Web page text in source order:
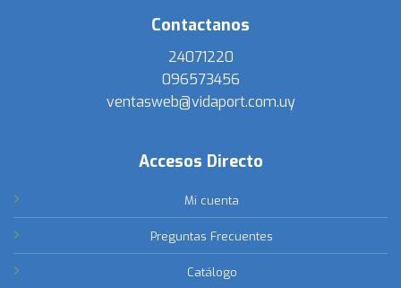
Contactanos
24071220
096573456
ventasweb@vidaport.com.uy
Accesos Directo
Mi cuenta
Preguntas Frecuentes
Catálogo